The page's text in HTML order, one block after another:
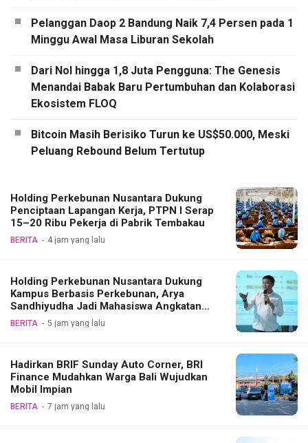
Pelanggan Daop 2 Bandung Naik 7,4 Persen pada 1
Minggu Awal Masa Liburan Sekolah
Dari Nol hingga 1,8 Juta Pengguna: The Genesis
Menandai Babak Baru Pertumbuhan dan Kolaborasi
Ekosistem FLOQ
Bitcoin Masih Berisiko Turun ke US$50.000, Meski
Peluang Rebound Belum Tertutup
Holding Perkebunan Nusantara Dukung
Penciptaan Lapangan Kerja, PTPN I Serap
15–20 Ribu Pekerja di Pabrik Tembakau
BERITA 4 jam yang lalu
Holding Perkebunan Nusantara Dukung
Kampus Berbasis Perkebunan, Arya
Sandhiyudha Jadi Mahasiswa Angkatan
Pertama Magister ITSI
BERITA 5 jam yang lalu
Hadirkan BRIF Sunday Auto Corner, BRI
Finance Mudahkan Warga Bali Wujudkan
Mobil Impian
BERITA 7 jam yang lalu